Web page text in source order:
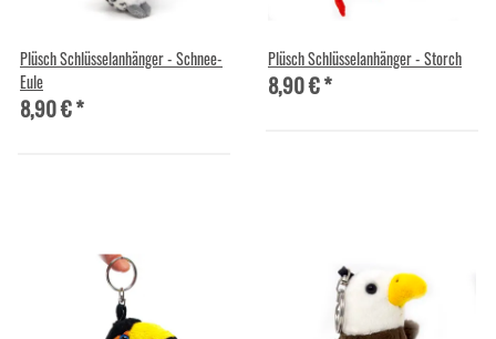
Plüsch Schlüsselanhänger - Schnee-
Eule
8,90 €*
Plüsch Schlüsselanhänger - Storch
8,90 €*